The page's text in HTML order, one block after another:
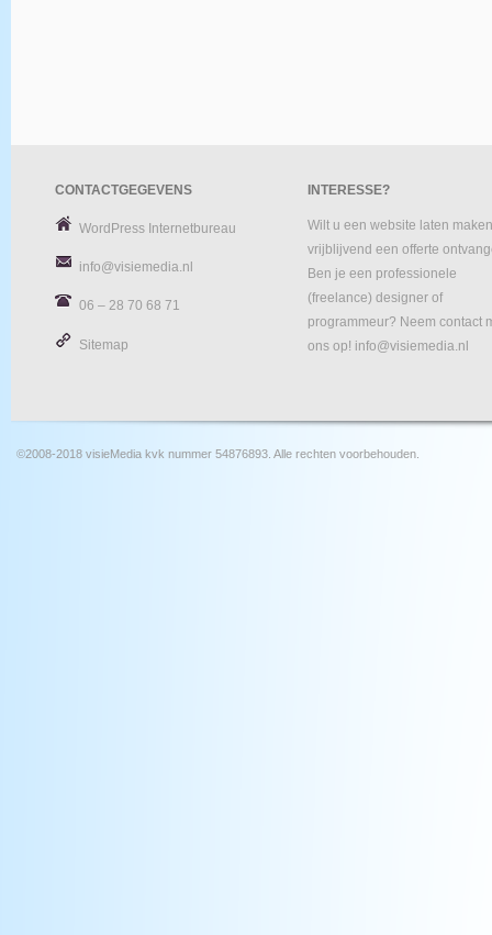
CONTACTGEGEVENS
WordPress Internetbureau
info@visiemedia.nl
06 – 28 70 68 71
Sitemap
INTERESSE?
Wilt u een website laten
vrijblijvend een offerte
Ben je een professionele
(freelance) designer of
programmeur? Neem contact
ons op! info@visiemedia.nl
©2008-2018 visieMedia kvk nummer 54876893. Alle rechten voorbehouden.